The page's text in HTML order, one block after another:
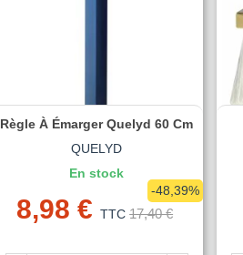
Règle À Émarger Quelyd 60 Cm
QUELYD
En stock
8,98 € TTC 17,40 €
-48,39%